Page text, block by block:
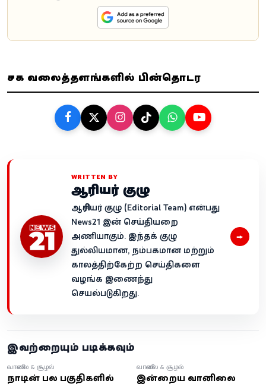
சமூக வலைத்தளங்களில் பின்தொடர
WRITTEN BY
ஆசிரியர் குழு
ஆசிரியர் குழு (Editorial Team) என்பது
News21 இன் செய்தியறை
அணியாகும். இந்தக் குழு
துல்லியமான, நம்பகமான மற்றும்
காலத்திற்கேற்ற செய்திகளை
வழங்க இணைந்து
செயல்படுகிறது.
→
இவற்றையும் படிக்கவும்
நாட்டின் பல பகுதிகளில்
வானிலை & சூழல்
இன்றைய வானிலை
வானிலை & சூழல்